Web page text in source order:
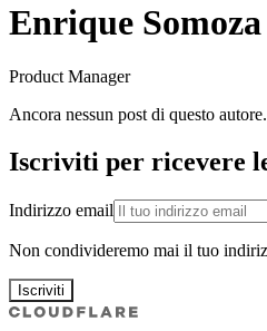
Enrique Somoza
Product Manager
Ancora nessun post di questo autore.
Iscriviti per ricevere
Indirizzo email
Non condivideremo mai il tuo
Iscriviti